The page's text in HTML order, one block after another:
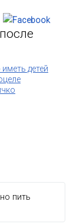
детей
пить